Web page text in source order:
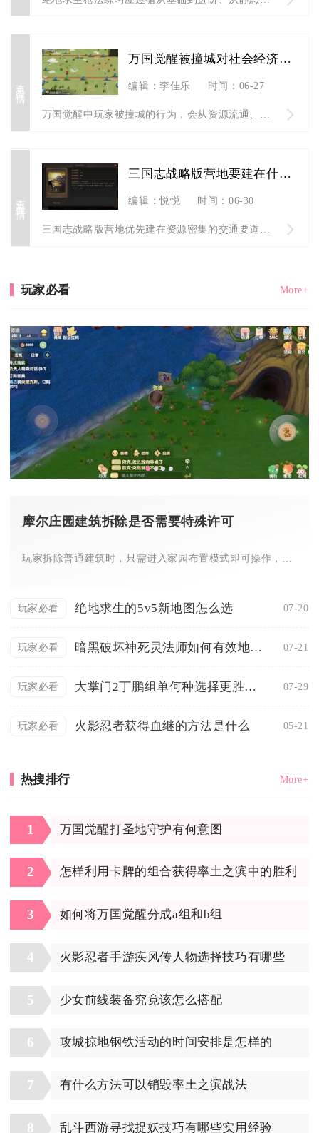
查看详情
万国觉醒被撞城对社会经济有何影响
编辑：李佳乐 时间：06-27
三国志战略版营地要建在什么地方
编辑：悦悦 时间：06-30
玩家必看 More+
摩尔庄园建筑拆除是否需要特殊许可
玩家必看 绝地求生的5v5新地图怎么选 07-20
玩家必看 暗黑破坏神死灵法师如何有效地使用召唤徒 07-21
玩家必看 大掌门2丁鹏组单何种选择更胜一筹 07-29
玩家必看 火影忍者获得血继的方法是什么 05-21
热搜排行 More+
1 万国觉醒打圣地守护有何意图
2 怎样利用卡牌的组合获得率土之滨中的胜利
3 如何将万国觉醒分成a组和b组
4 火影忍者手游疾风传人物选择技巧有哪些
5 少女前线装备究竟该怎么搭配
6 攻城掠地钢铁活动的时间安排是怎样的
7 有什么方法可以销毁率土之滨战法
8 乱斗西游寻找捉妖技巧有哪些实用经验